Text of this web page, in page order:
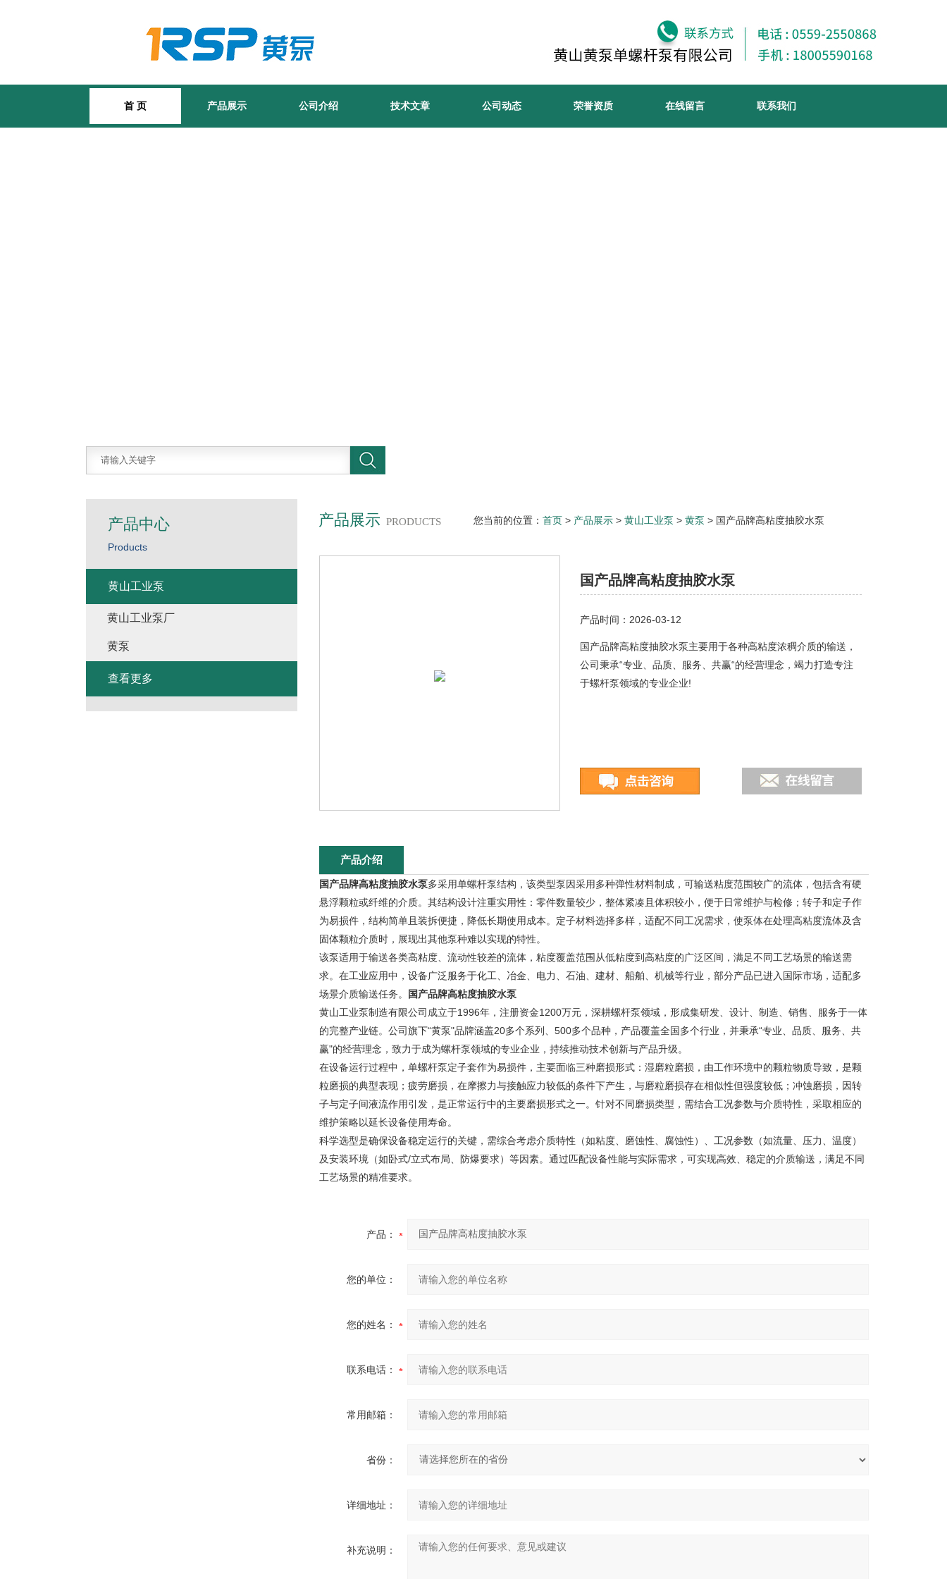
首 页 产品展示 公司介绍 技术文章 公司动态 荣誉资质 在线留言 联系我们
产品展示 PRODUCTS 您当前的位置： 首页 > 产品展示 > 黄山工业泵 > 黄泵 > 国产品牌高粘度抽胶水泵
国产品牌高粘度抽胶水泵
产品时间：2026-03-12
国产品牌高粘度抽胶水泵主要用于各种高粘度浓稠介质的输送，
公司秉承“专业、品质、服务、共赢“的经营理念，竭力打造专注
于螺杆泵领域的专业企业!
产品介绍
国产品牌高粘度抽胶水泵多采用单螺杆泵结构，该类型泵因采用多种弹性材料制成，可输送粘度范围较广的流体，包括含有硬
悬浮颗粒或纤维的介质。其结构设计注重实用性：零件数量较少，整体紧凑且体积较小，便于日常维护与检修；转子和定子作
为易损件，结构简单且装拆便捷，降低长期使用成本。定子材料选择多样，适配不同工况需求，使泵体在处理高粘度流体及含
固体颗粒介质时，展现出其他泵种难以实现的特性。
该泵适用于输送各类高粘度、流动性较差的流体，粘度覆盖范围从低粘度到高粘度的广泛区间，满足不同工艺场景的输送需
求。在工业应用中，设备广泛服务于化工、冶金、电力、石油、建材、船舶、机械等行业，部分产品已进入国际市场，适配多
场景介质输送任务。
国产品牌高粘度抽胶水泵
黄山工业泵制造有限公司成立于1996年，注册资金1200万元，深耕螺杆泵领域，形成集研发、设计、制造、销售、服务于一体
的完整产业链。公司旗下“黄泵"品牌涵盖20多个系列、500多个品种，产品覆盖全国多个行业，并秉承“专业、品质、服务、共
赢"的经营理念，致力于成为螺杆泵领域的专业企业，持续推动技术创新与产品升级。
在设备运行过程中，单螺杆泵定子套作为易损件，主要面临三种磨损形式：湿磨粒磨损，由工作环境中的颗粒物质导致，是颗
粒磨损的典型表现；疲劳磨损，在摩擦力与接触应力较低的条件下产生，与磨粒磨损存在相似性但强度较低；冲蚀磨损，因转
子与定子间液流作用引发，是正常运行中的主要磨损形式之一。针对不同磨损类型，需结合工况参数与介质特性，采取相应的
维护策略以延长设备使用寿命。
科学选型是确保设备稳定运行的关键，需综合考虑介质特性（如粘度、磨蚀性、腐蚀性）、工况参数（如流量、压力、温度）
及安装环境（如卧式/立式布局、防爆要求）等因素。通过匹配设备性能与实际需求，可实现高效、稳定的介质输送，满足不同
工艺场景的精准要求。
产品：
您的单位：
您的姓名：
联系电话：
常用邮箱：
省份：
详细地址：
补充说明：
产品中心
Products
黄山工业泵
黄山工业泵厂
黄泵
查看更多